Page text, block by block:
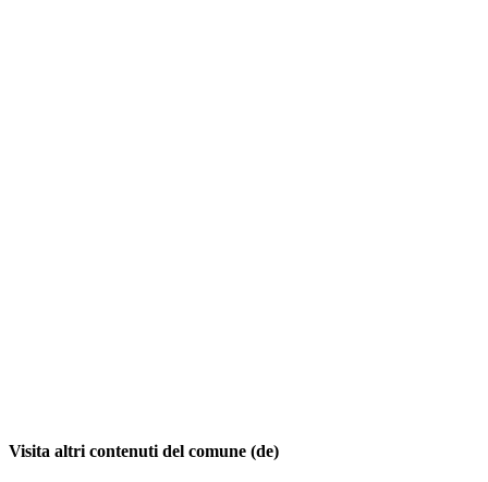
Visita altri contenuti del comune (de)